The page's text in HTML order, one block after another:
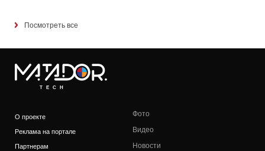
Посмотреть все
TECH
О проекте
Реклама на портале
Партнерам
Фото
Видео
Новости